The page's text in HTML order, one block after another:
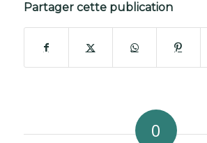
Partager cette publication
0